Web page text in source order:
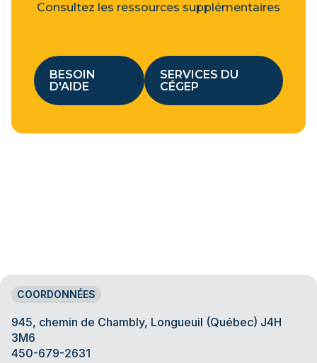
Consultez les ressources supplémentaires
BESOIN
D'AIDE
SERVICES DU
CÉGEP
COORDONNÉES
945, chemin de Chambly, Longueuil (Québec) J4H
3M6
450-679-2631